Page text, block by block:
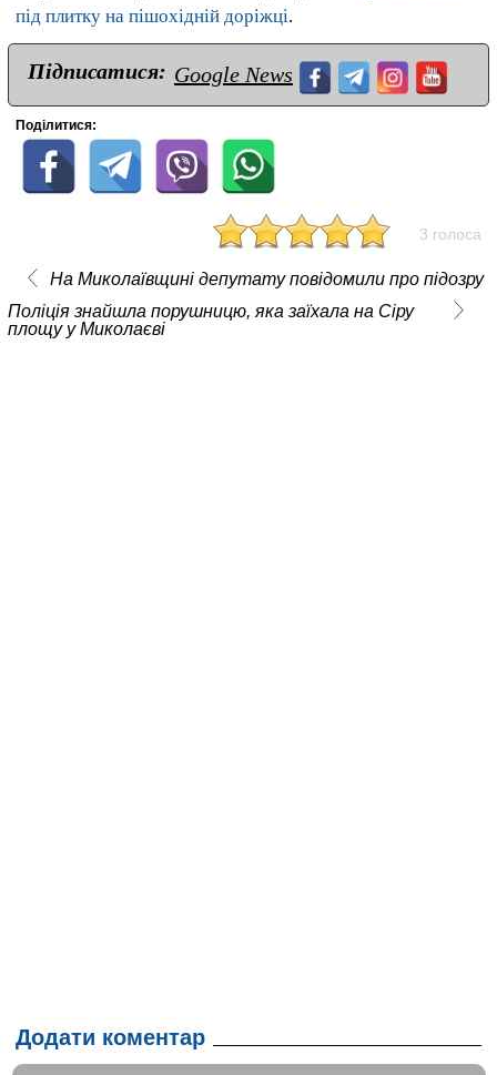
під плитку на пішохідній доріжці.
Підписатися: Google News
Поділитися:
3 голоса
На Миколаївщині депутату повідомили про підозру
Поліція знайшла порушницю, яка заїхала на Сіру
площу у Миколаєві
Додати коментар